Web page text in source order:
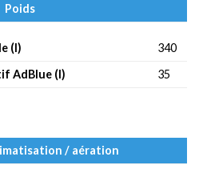
Poids
(l)
340
AdBlue (l)
35
/ aération